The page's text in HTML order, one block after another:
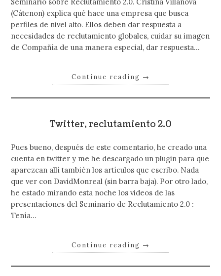
Seminario sobre Reclutamiento 2.0. Cristina Villanova
(Cátenon) explica qué hace una empresa que busca
perfiles de nivel alto. Ellos deben dar respuesta a
necesidades de reclutamiento globales, cuidar su imagen
de Compañía de una manera especial, dar respuesta…
Continue reading →
Twitter, reclutamiento 2.0
Pues bueno, después de este comentario, he creado una
cuenta en twitter y me he descargado un plugin para que
aparezcan allí también los artículos que escribo. Nada
que ver con DavidMonreal (sin barra baja). Por otro lado,
he estado mirando esta noche los videos de las
presentaciones del Seminario de Reclutamiento 2.0 :
Tenía…
Continue reading →